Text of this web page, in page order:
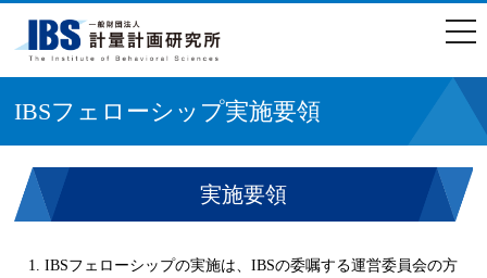
IBSフェローシップ実施要領
実施要領
IBSフェローシップの実施は、IBSの委嘱する運営委員会の方